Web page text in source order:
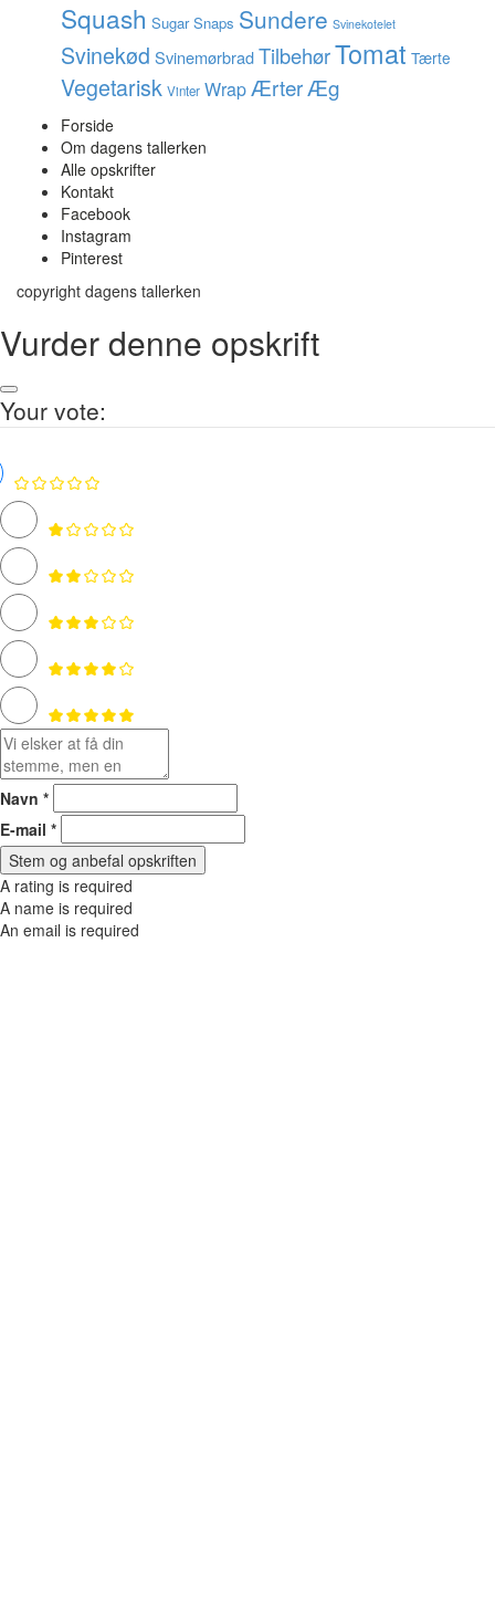
Squash Sugar Snaps Sundere Svinekotelet
Svinekød SvinemørbradTilbehørTomat Tærte
Vegetarisk Vinter WrapÆrterÆg
Forside
Om dagens tallerken
Alle opskrifter
Kontakt
Facebook
Instagram
Pinterest
copyright dagens tallerken
Vurder denne opskrift
Your vote:
Navn *
E-mail *
Stem og anbefal opskriften
A rating is required
A name is required
An email is required